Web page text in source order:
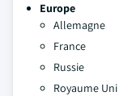
Europe
Allemagne
France
Russie
Royaume Uni